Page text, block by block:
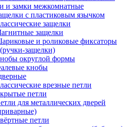
и замки межкомнатные
с пластиковым язычком
защелки
защелки
и роликовые фиксаторы
защелки)
округлой формы
кнобы
врезные петли
петли
для металлических дверей
петли